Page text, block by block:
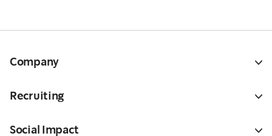
Company
Recruiting
Social Impact